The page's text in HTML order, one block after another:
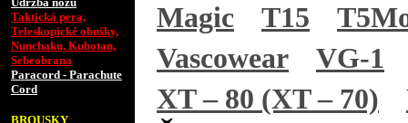
Taktická pera,
Teleskopické obušky,
Nunchaku, Kubotan,
Sebeobrana
Paracord - Parachute
Cord
BROUSKY
Magic
T15
Vascowear
VG-1
XT – 80 (XT – 70)